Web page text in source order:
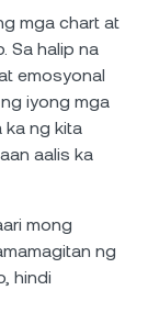
mga chart at
Sa halip na
emosyonal
iyong mga
ng kita
aalis ka
mong
ng
hindi